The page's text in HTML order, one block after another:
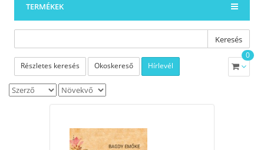
TERMÉKEK
Keresés
Részletes keresés Okoskereső Hírlevél
0